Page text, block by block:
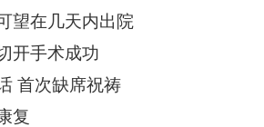
望在几天内出院
开手术成功
首次缺席祝祷
复